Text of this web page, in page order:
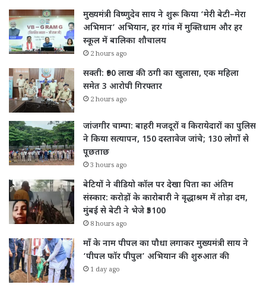
मुख्यमंत्री विष्णुदेव साय ने शुरू किया ‘मेरी बेटी–मेरा
अभिमान’ अभियान, हर गांव में मुक्तिधाम और हर
स्कूल में बालिका शौचालय
2 hours ago
सक्ती: ₹90 लाख की ठगी का खुलासा, एक महिला
समेत 3 आरोपी गिरफ्तार
2 hours ago
जांजगीर चाम्पा: बाहरी मजदूरों व किरायेदारों का पुलिस
ने किया सत्यापन, 150 दस्तावेज जांचे; 130 लोगों से
पूछताछ
3 hours ago
बेटियों ने वीडियो कॉल पर देखा पिता का अंतिम
संस्कार: करोड़ों के कारोबारी ने वृद्धाश्रम में तोड़ा दम,
मुंबई से बेटी ने भेजे ₹5100
8 hours ago
माँ के नाम पीपल का पौधा लगाकर मुख्यमंत्री साय ने
‘पीपल फॉर पीपुल’ अभियान की शुरुआत की
1 day ago